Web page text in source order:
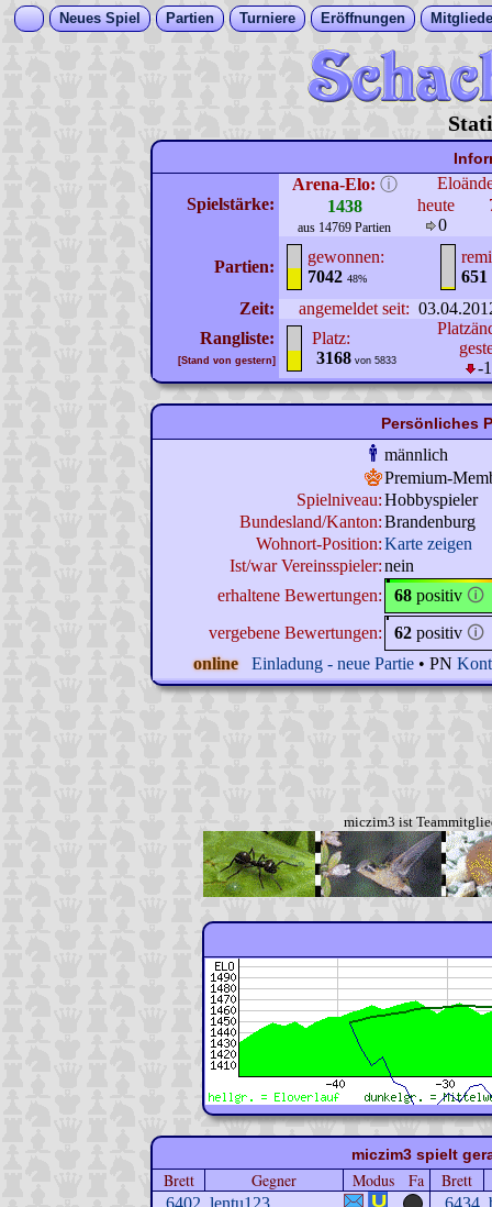
Neues Spiel Partien Turniere Eröffnungen
Spielstärke:
Arena-Elo: ⓘ
1438
aus 14769 Partien
heute
0
Partien:
gewonnen:
7042 48%
651
Zeit:
angemeldet seit:
Rangliste:
[Stand von gestern]
Platz:
3168 von 5833
-
Persönliches
männlich
Premium-
Spielniveau:Hobbyspieler
Bundesland/Kanton:Brandenburg
Wohnort-Position:Karte zeigen
Ist/war Vereinsspieler:nein
erhaltene Bewertungen:
68 positiv 🛈
vergebene Bewertungen:
62 positiv 🛈
online
Einladung - neue Partie• PN
miczim3 ist
miczim3 spielt
Brett Gegner Modus Fa Brett
6402 lentu123 6434